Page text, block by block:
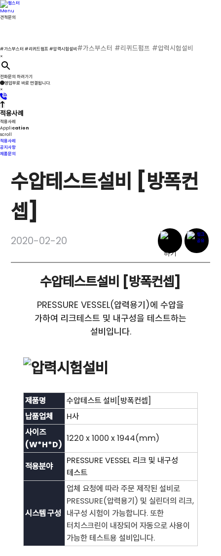
콘
텐
츠
기
Menu
견적문의
설
정/
해
제
메
뉴
#가스부스터 #리퀴드펌프 #압력시험설비
×
전화문의 하러가기
영업부로 바로 연결됩니다.
×
적용사례
적용사례
Application
scroll
적용사례
공지사항
제품문의
수압테스트설비 [방폭컨
셉]
2020-02-20
수압테스트설비 [방폭컨셉]
PRESSURE VESSEL(압력용기)에 수압을
가하여 리크테스트 및 내구성을 테스트하는
설비입니다.
제품명
수압테스트 설비[방폭컨셉]
납품업체
H사
사이즈
(W*H*D)
1220 x 1000 x 1944(mm)
적용분야
PRESSURE VESSEL 리크 및 내구성
테스트
시스템 구성
업체 요청에 따라 주문 제작된 설비로
PRESSURE(압력용기) 및 실린더의 리크,
내구성 시험이 가능합니다. 또한
터치스크린이 내장되어 자동으로 사용이
가능한 테스트용 설비입니다.